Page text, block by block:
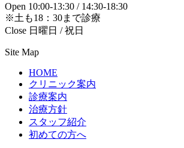
Open 10:00-13:30 / 14:30-18:30
※土も18：30まで診療
Close 日曜日 / 祝日
Site Map
HOME
クリニック案内
診療案内
治療方針
スタッフ紹介
初めての方へ